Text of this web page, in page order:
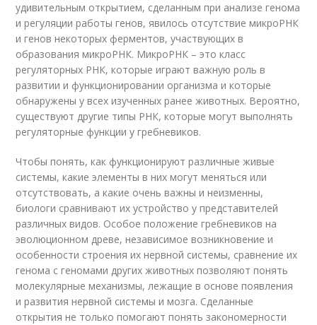
удивительным открытием, сделанным при анализе генома
и регуляции работы генов, явилось отсутствие микроРНК
и генов некоторых ферментов, участвующих в
образования микроРНК. МикроРНК – это класс
регуляторных РНК, которые играют важную роль в
развитии и функционировании организма и которые
обнаружены у всех изученных ранее животных. Вероятно,
существуют другие типы РНК, которые могут выполнять
регуляторные функции у гребневиков.
Чтобы понять, как функционируют различные живые
системы, какие элементы в них могут меняться или
отсутствовать, а какие очень важны и неизменны,
биологи сравнивают их устройство у представителей
различных видов. Особое положение гребневиков на
эволюционном древе, независимое возникновение и
особенности строения их нервной системы, сравнение их
генома с геномами других животных позволяют понять
молекулярные механизмы, лежащие в основе появления
и развития нервной системы и мозга. Сделанные
открытия не только помогают понять закономерности